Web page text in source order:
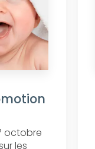
octobre
les